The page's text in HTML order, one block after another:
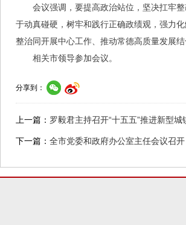
会议强调，要提高政治站位，坚决扛牢
于动真碰硬，树牢和践行正确政绩观，强力
整治同开展中心工作、推动常德高质量发展
相关市领导参加会议。
分享到：
上一篇： 罗毅君主持召开“十五五”推进新型
下一篇： 全市党委和政府办公室主任会议召开